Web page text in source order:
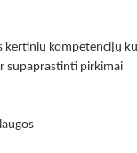
kertinių kompetencijų
supaprastinti pirkimai